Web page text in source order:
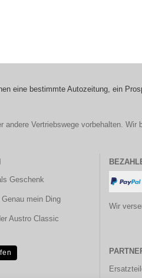
eine bestimmte Autozeitung, ein
andere Vertriebswege vorbehalten.
Geschenk
mein Ding
Austro Classic
Wir